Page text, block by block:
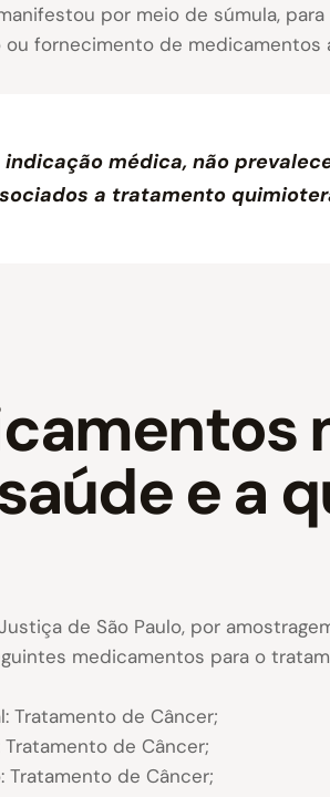
por meio de súmula,
fornecimento de
indicação médica, não
a tratamento
e a
de São Paulo, por
medicamentos para o
Tratamento de Câncer;
de Câncer;
de Câncer;